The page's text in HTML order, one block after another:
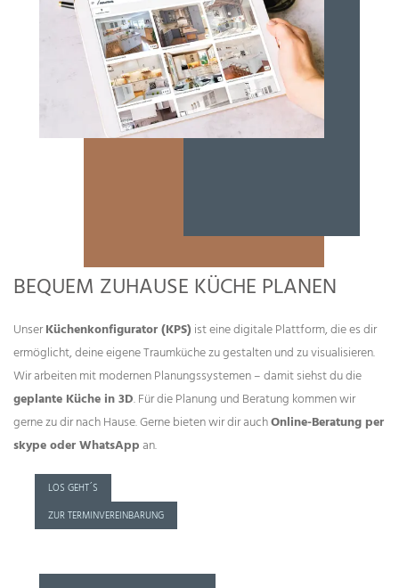
BEQUEM ZUHAUSE KÜCHE PLANEN
UnserKüchenkonfigurator (KPS) ist eine digitale Plattform, die es dir
ermöglicht, deine eigene Traumküche zu gestalten und zu visualisieren.
Wir arbeiten mit modernen Planungssystemen – damit siehst du die
geplante Küche in 3D. Für die Planung und Beratung kommen wir
gerne zu dir nach Hause. Gerne bieten wir dir auchOnline-Beratung per
skype oder WhatsAppan.
LOS GEHT´S
ZUR TERMINVEREINBARUNG